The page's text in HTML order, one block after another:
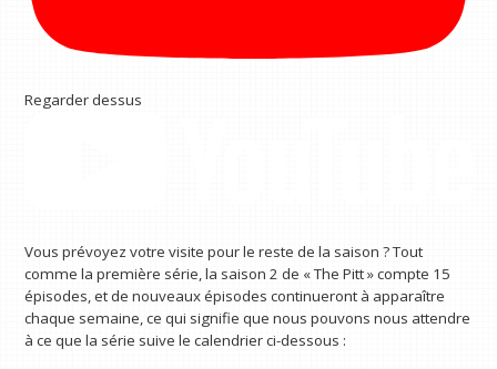
Regarder dessus
Vous prévoyez votre visite pour le reste de la saison ? Tout
comme la première série, la saison 2 de « The Pitt » compte 15
épisodes, et de nouveaux épisodes continueront à apparaître
chaque semaine, ce qui signifie que nous pouvons nous attendre
à ce que la série suive le calendrier ci-dessous :